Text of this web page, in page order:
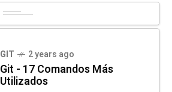
GIT 2 years ago
Git - 17 Comandos Más
Utilizados